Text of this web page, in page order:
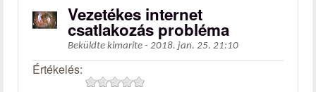
Vezetékes internet
csatlakozás probléma
Beküldte kimarite - 2018. jan. 25. 21:10
Értékelés: